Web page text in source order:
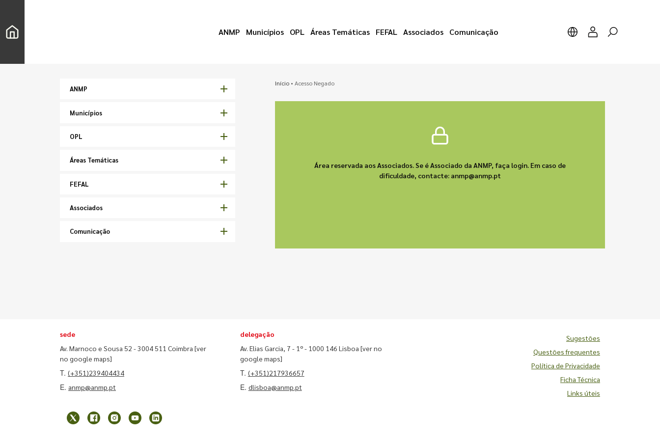
ANMP Municípios OPL Áreas Temáticas FEFAL Associados Comunicação
ANMP
Municípios
OPL
Áreas Temáticas
FEFAL
Associados
Comunicação
Início• Acesso Negado
Área reservada aos Associados. Se é Associado da ANMP, faça login. Em caso de
dificuldade, contacte: anmp@anmp.pt
sede
Av. Marnoco e Sousa 52 - 3004 511 Coimbra [ver
no google maps]
T. (+351)239404434
E. anmp@anmp.pt
delegação
Av. Elias Garcia, 7 - 1º - 1000 146 Lisboa [ver no
google maps]
T. (+351)217936657
E. dlisboa@anmp.pt
Sugestões
Questões frequentes
Política de Privacidade
Ficha Técnica
Links úteis